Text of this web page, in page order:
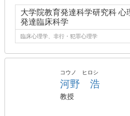
大学院教育発達科学研究科 心
発達臨床科学
臨床心理学、非行・犯罪心理学
コウノ ヒロシ
河野 浩
教授